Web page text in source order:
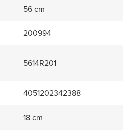
56 cm
200994
5614R201
4051202342388
18 cm